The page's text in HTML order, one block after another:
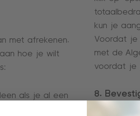
met afrekenen.
hoe je wilt
als je al een
kun je
Voordat je
met de
voordat je
8.